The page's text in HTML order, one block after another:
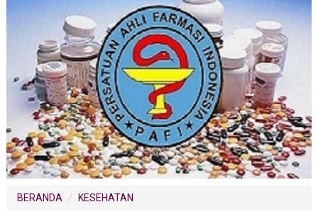
BERANDA KESEHATAN